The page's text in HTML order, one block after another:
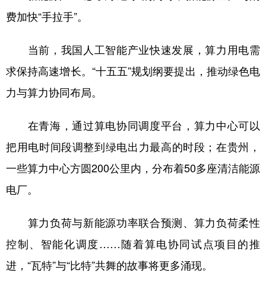
费加快“手拉手”。
当前，我国人工智能产业快速发展，算力用电需
求保持高速增长。“十五五”规划纲要提出，推动绿色电
力与算力协同布局。
在青海，通过算电协同调度平台，算力中心可以
把用电时间段调整到绿电出力最高的时段；在贵州，
一些算力中心方圆200公里内，分布着50多座清洁能源
电厂。
算力负荷与新能源功率联合预测、算力负荷柔性
控制、智能化调度……随着算电协同试点项目的推
进，“瓦特”与“比特”共舞的故事将更多涌现。